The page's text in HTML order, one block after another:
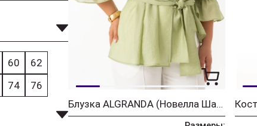
60
62
74 76
Блузка ALGRANDA (Новелла Шарм) 4168-8